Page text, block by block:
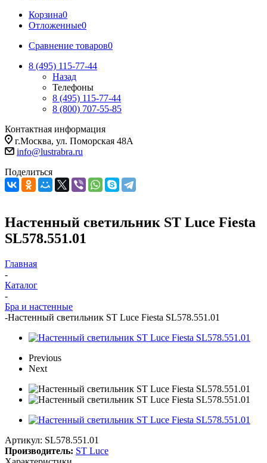
Корзина0
Отложенные0
Сравнение товаров0
8 (495) 115-77-44
Назад
Телефоны
8 (495) 115-77-44
8 (800) 707-55-85
Контактная информация
г.Москва, ул. Поморская 48А
info@lustrabra.ru
Поделиться
Настенный светильник ST Luce Fiesta
SL578.551.01
Главная
-
Каталог
-
Бра и настенные
-Настенный светильник ST Luce Fiesta SL578.551.01
Previous
Next
Артикул: SL578.551.01
Производитель: ST Luce